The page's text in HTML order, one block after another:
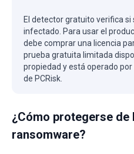
El detector gratuito verifica si
infectado. Para usar el
debe comprar una licencia
prueba gratuita limitada
propiedad y está operado por
de PCRisk.
¿Cómo protegerse
ransomware?